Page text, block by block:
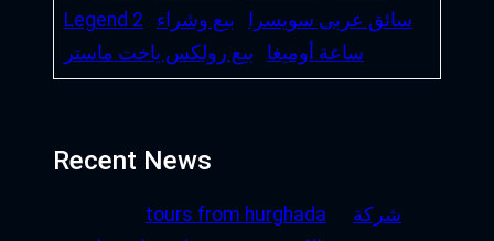
Legend 2
سائق عربى سويسرا
بيع وشراء
ساعة أوميغا
بيع رولكس ياخت ماستر
Recent News
tours from hurghada
شركة